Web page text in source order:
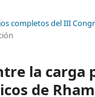
completos del III
la
de